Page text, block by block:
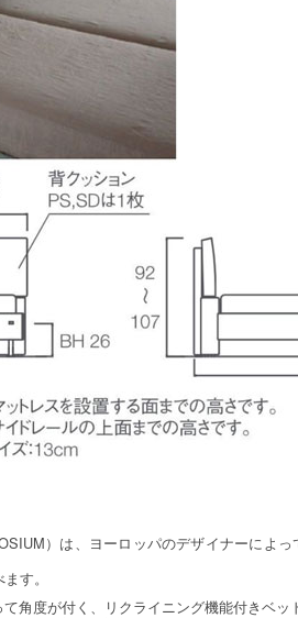
）は、ヨーロッパのデザイナーによ
す。
角度が付く、リクライニング機能付きベッ